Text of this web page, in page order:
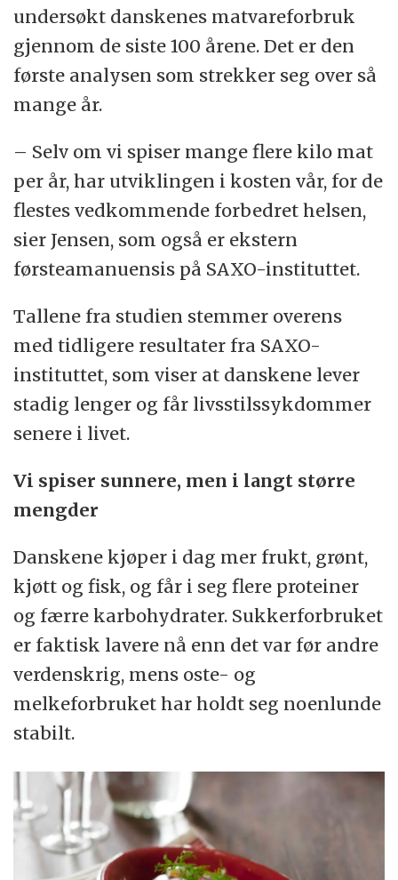
Om lag 3 prosent av de samlede
helseutgiftene brukes på fedme
(kilde: DanORC)
undersøkt danskenes matvareforbruk
gjennom de siste 100 årene. Det er den
første analysen som strekker seg over så
mange år.
– Selv om vi spiser mange flere kilo mat
per år, har utviklingen i kosten vår, for de
flestes vedkommende forbedret helsen,
sier Jensen, som også er ekstern
førsteamanuensis på SAXO-instituttet.
Tallene fra studien stemmer overens
med tidligere resultater fra SAXO-
instituttet, som viser at danskene lever
stadig lenger og får livsstilssykdommer
senere i livet.
Vi spiser sunnere, men i langt større
mengder
Danskene kjøper i dag mer frukt, grønt,
kjøtt og fisk, og får i seg flere proteiner
og færre karbohydrater. Sukkerforbruket
er faktisk lavere nå enn det var før andre
verdenskrig, mens oste- og
melkeforbruket har holdt seg noenlunde
stabilt.